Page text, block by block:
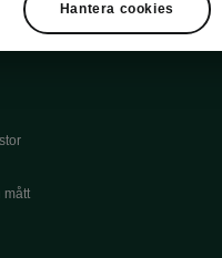
mått
Hantera cookies